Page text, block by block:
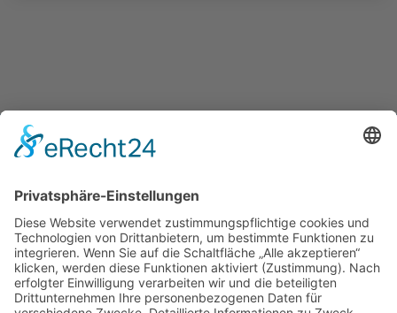
ABIT Ingenieure Dr. Trautmann GmbH
Marlene-Dietrich-Allee 14A
14482 Potsdam